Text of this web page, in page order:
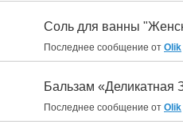
Соль для ванны
Последнее сообщение от Olik
Бальзам «Деликатная
Последнее сообщение от Olik